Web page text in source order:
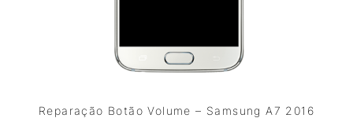
Reparação Botão Volume – Samsung A7 2016